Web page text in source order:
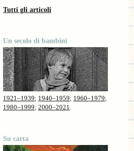
Tutti gli articoli
Un secolo di bambini
1921–1939; 1940–1959; 1960–1979;
1980–1999; 2000–2021
Su carta